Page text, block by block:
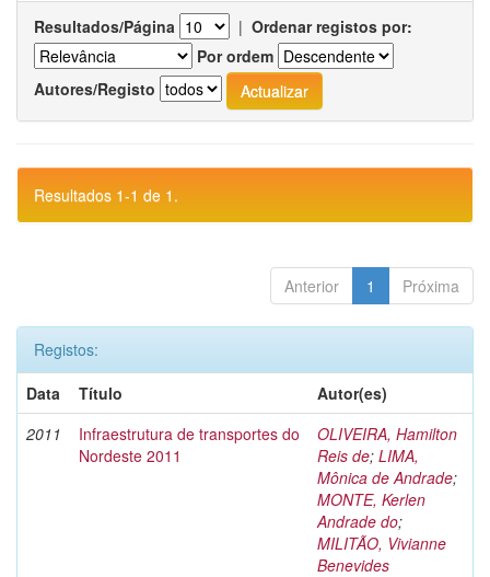
Resultados/Página | Ordenar registos por:
Por ordem
Autores/Registo
Resultados 1-1 de 1.
Anterior 1 Próxima
Registos:
Data
Título
Autor(es)
2011
Infraestrutura de transportes do
Nordeste 2011
OLIVEIRA, Hamilton
Reis de; LIMA,
Mônica de Andrade;
MONTE, Kerlen
Andrade do;
MILITÃO, Vivianne
Benevides